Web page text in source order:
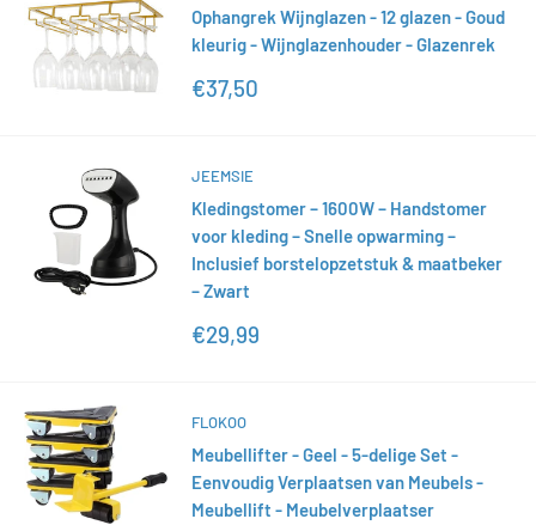
Ophangrek Wijnglazen - 12 glazen - Goud
kleurig - Wijnglazenhouder - Glazenrek
Actieprijs
€37,50
JEEMSIE
Kledingstomer – 1600W – Handstomer
voor kleding – Snelle opwarming –
Inclusief borstelopzetstuk & maatbeker
– Zwart
Actieprijs
€29,99
FLOKOO
Meubellifter - Geel - 5-delige Set -
Eenvoudig Verplaatsen van Meubels -
Meubellift - Meubelverplaatser